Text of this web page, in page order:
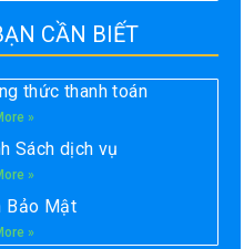
CẦN BIẾT
thức thanh toán
»
Sách dịch vụ
»
Bảo Mật
»